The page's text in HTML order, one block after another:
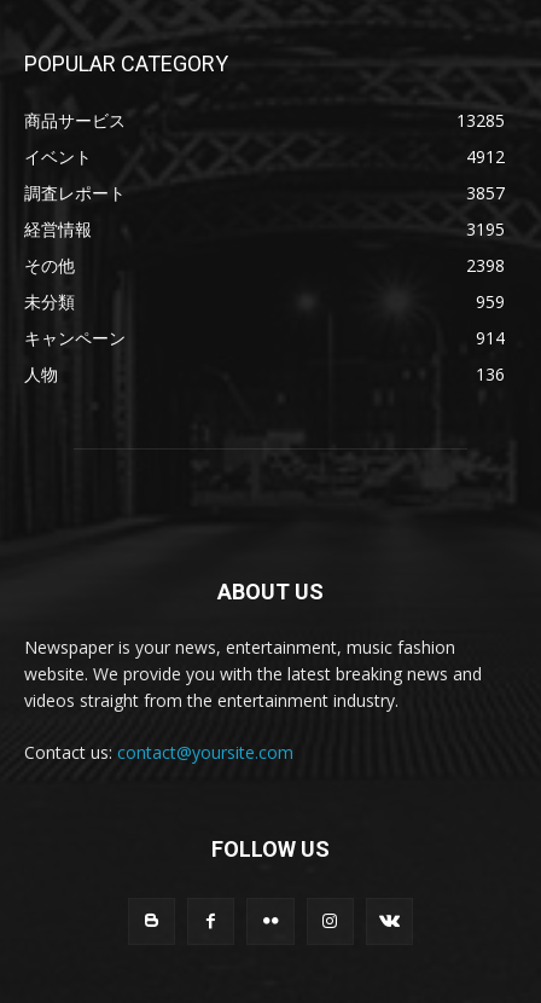
POPULAR CATEGORY
商品サービス
13285
イベント
4912
調査レポート
3857
経営情報
3195
その他
2398
未分類
959
キャンペーン
914
人物
136
ABOUT US
Newspaper is your news, entertainment, music fashion
website. We provide you with the latest breaking news and
videos straight from the entertainment industry.
Contact us: contact@yoursite.com
FOLLOW US